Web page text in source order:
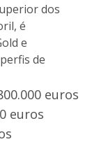
dos
é
e
de
euros
euros